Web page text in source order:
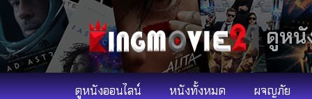
ดูหนั
ดูหนังออนไลน์ หนังทั้งหมด ผจญภัย